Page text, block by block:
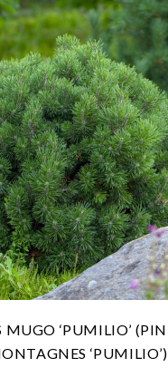
MUGO ‘PUMILIO’ (PIN
‘PUMILIO’)